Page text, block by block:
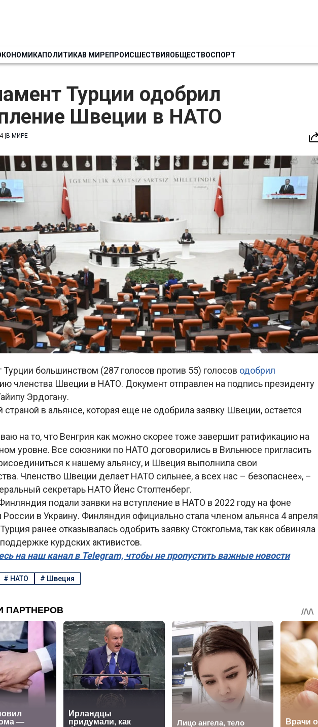
ПОЛИТИКАВ МИРЕПРОИСШЕСТВИЯОБЩЕСТВОСПОРТ
Турции одобрил
Швеции в НАТО
| В МИРЕ
Турции большинством (287 голосов против 55) голосов одобрил
членства Швеции в НАТО. Документ отправлен на подпись президенту
Эрдогану.
в альянсе, которая еще не одобрила заявку Швеции, остается
на то, что Венгрия как можно скорее тоже завершит ратификацию на
уровне. Все союзники по НАТО договорились в Вильнюсе пригласить
к нашему альянсу, и Швеция выполнила свои
Членство Швеции делает НАТО сильнее, а всех нас – безопаснее», –
секретарь НАТО Йенс Столтенберг.
подали заявки на вступление в НАТО в 2022 году на фоне
России в Украину. Финляндия официально стала членом альянса 4 апреля
ранее отказывалась одобрить заявку Стокгольма, так как обвиняла
курдских активистов.
на наш канал в Telegram, чтобы не пропустить важные новости
# НАТО # Швеция